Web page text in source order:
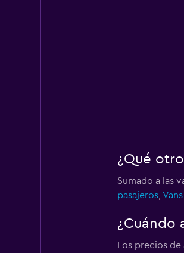
¿Qué
Sumado a las
pasajeros,
¿Cuándo
Los precios